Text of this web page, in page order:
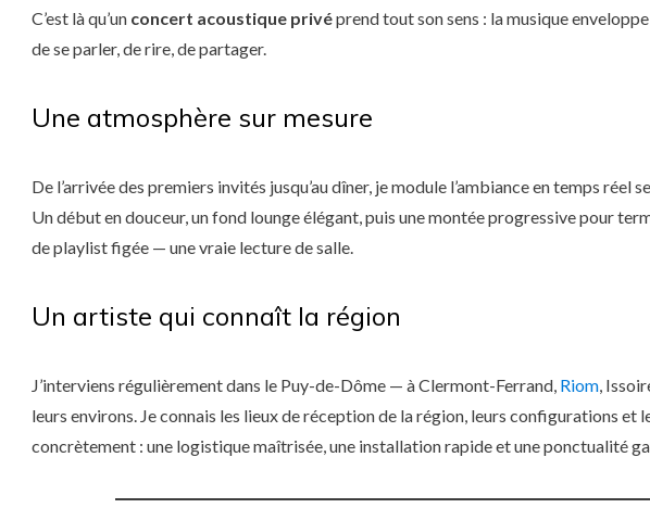
C’est là qu’un concert acoustique privéprend tout son sens : la musique
de se parler, de rire, de partager.
Une atmosphère sur mesure
De l’arrivée des premiers invités jusqu’au dîner, je module l’ambiance en temps réel
Un début en douceur, un fond lounge élégant, puis une montée progressive pour
de playlist figée — une vraie lecture de salle.
Un artiste qui connaît la région
J’interviens régulièrement dans le Puy-de-Dôme — à Clermont-Ferrand, Riom,
leurs environs. Je connais les lieux de réception de la région, leurs configurations et
concrètement : une logistique maîtrisée, une installation rapide et une ponctualité